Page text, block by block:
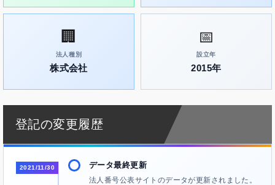
🏢
法人種別
株式会社
📅
設立年
2015年
登記の変更履歴
2021/11/30 データ最終更新
法人番号公表サイトのデータが更新されました。